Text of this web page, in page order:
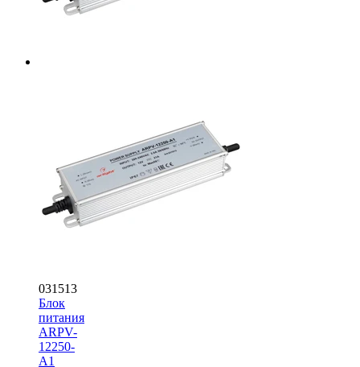
031513
Блок
питания
ARPV-
12250-
A1